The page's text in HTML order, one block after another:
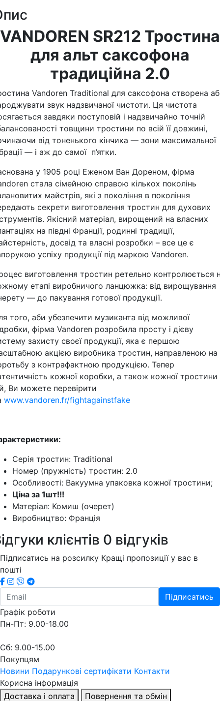
VANDOREN SR212 Тростина
для альт саксофона
традиційна 2.0
Vandoren Traditional для саксофона створена
звук надзвичаної чистоти. Ця чистота
завдяки поступовій і надзвичайно точній
товщини тростини по всій її довжині,
від тоненького кінчика — зони максимальної
— і аж до самої п’ятки.
у 1905 році Еженом Ван Дореном, фірма
стала сімейною справою кількох поколінь
майстрів, які з покоління в покоління
секрети виготовлення тростин для духових
Якісний матеріал, вирощений на власних
на півдні Франції, родинні традиції,
досвід та власні розробки – все це є
успіху продукції під маркою Vandoren.
виготовлення тростин ретельно контролюється
етапі виробничого ланцюжка: від вирощування
— до пакування готової продукції.
того, аби убезпечити музиканта від можливої
фірма Vandoren розробила просту і дієву
захисту своєї продукції, яка є першою
акцією виробника тростин, направленою на
з контрафактною продукцією. Тепер
кожної коробки, а також кожної тростини
Ви можете перевірити
www.vandoren.fr/fightagainstfake
Серія тростин: Traditional
Номер (пружність) тростин: 2.0
Особливості: Вакуумна упаковка кожної тростини;
Ціна за 1шт!!!
Матеріал: Комиш (очерет)
Виробництво: Франція
клієнтів 0 відгуків
Підписатись на розсилку Кращі пропозиції у вас в
пошті
Підписатись
Графік роботи
Пн-Пт: 9.00-18.00
Сб: 9.00-15.00
Покупцям
Новини Подарункові сертифікати Контакти
Корисна інформація
Доставка і оплата
Повернення та обмін